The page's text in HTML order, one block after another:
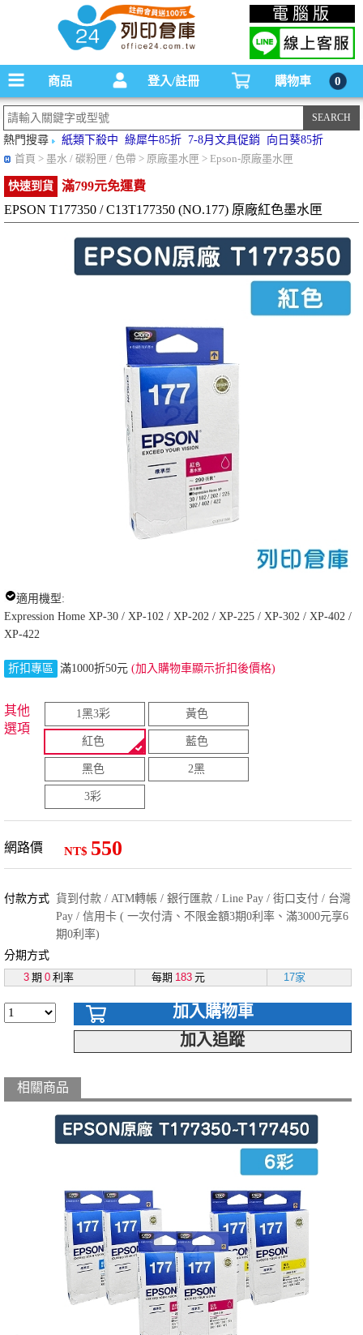
碳粉匣，墨水匣,原廠碳粉匣，副廠碳粉匣，環保碳粉匣,連續供墨印表機-office24列印
倉庫線上購物手機版
電腦版
商品 登入/註冊 購物車 0
熱門搜尋 紙類下殺中 綠犀牛85折 7-8月文具促銷
向日葵85折
首頁 > 墨水 / 碳粉匣 / 色帶 > 原廠墨水匣 > Epson-原廠墨水匣
快速到貨
滿799元免運費
EPSON T177350 / C13T177350 (NO.177) 原廠紅色墨水匣
適用機型:
Expression Home XP-30 / XP-102 / XP-202 / XP-225 / XP-302 / XP-402 /
XP-422
折扣專區 滿1000折50元 (加入購物車顯示折扣後價格)
其他
選項
1黑3彩 黃色
紅色 藍色
黑色 2黑
3彩
網路價 NT$ 550
付款方式 貨到付款 / ATM轉帳 / 銀行匯款 / Line Pay / 街口支付 / 台灣
Pay / 信用卡 ( 一次付清、不限金額3期0利率、滿3000元享6
期0利率)
分期方式
3 期 0 利率 每期 183 元 17家
加入購物車
加入追蹤
相關商品